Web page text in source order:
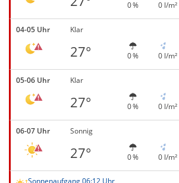
0 % 0 l/m²
04-05 Uhr Klar
27° 0 % 0 l/m²
05-06 Uhr Klar
27° 0 % 0 l/m²
06-07 Uhr Sonnig
27° 0 % 0 l/m²
Sonnenaufgang 06:12 Uhr